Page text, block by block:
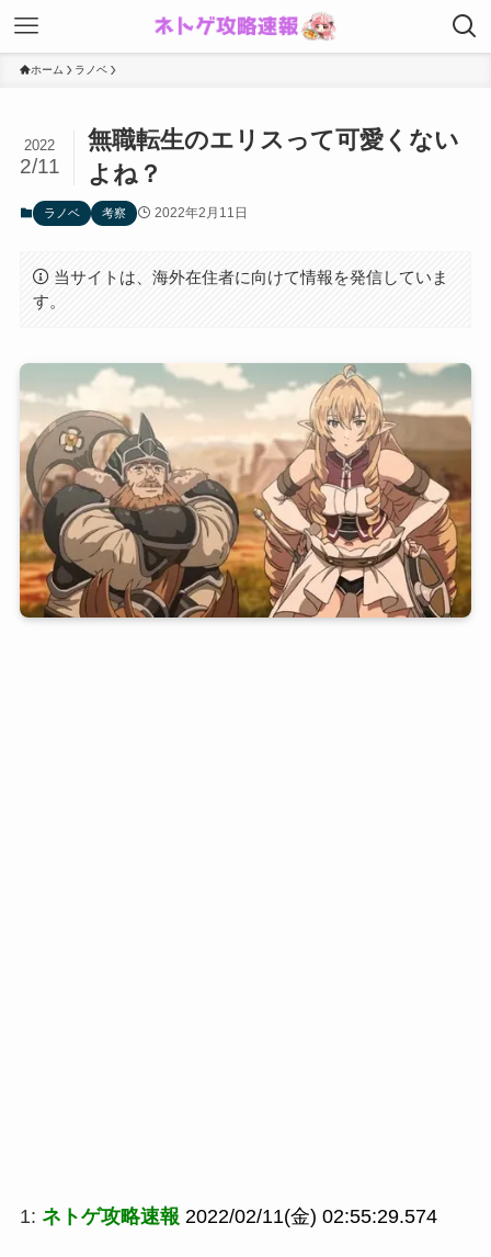
ホーム ラノベ
無職転生のエリスって可愛くない
よね？
2022
2/11
ラノベ 考察 2022年2月11日
当サイトは、海外在住者に向けて情報を発信していま
す。
1: ネトゲ攻略速報 2022/02/11(金) 02:55:29.574